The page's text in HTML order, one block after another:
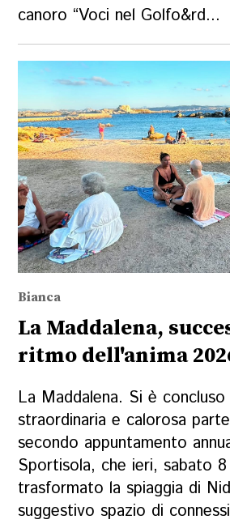
canoro “Voci nel Golfo&rd...
Bianca
La Maddalena,
ritmo dell'anima
La Maddalena. Si è
straordinaria e calorosa
secondo appuntamento
Sportisola, che ieri, sabato
trasformato la spiaggia di
suggestivo spazio di